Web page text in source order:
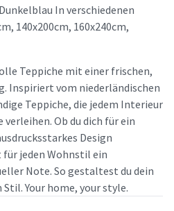
In verschiedenen
140x200cm, 160x240cm,
Teppiche mit einer frischen,
Inspiriert vom niederländischen
Teppiche, die jedem Interieur
Ob du dich für ein
Design
jeden Wohnstil ein
Note. So gestaltest du dein
Your home, your style.